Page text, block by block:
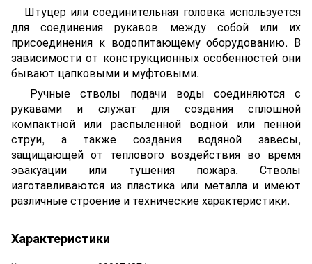
Штуцер или соединительная головка используется
для соединения рукавов между собой или их
присоединения к водопитающему оборудованию. В
зависимости от конструкционных особенностей они
бывают цапковыми и муфтовыми.
Ручные стволы подачи воды соединяются с
рукавами и служат для создания сплошной
компактной или распыленной водной или пенной
струи, а также создания водяной завесы,
защищающей от теплового воздействия во время
эвакуации или тушения пожара. Стволы
изготавливаются из пластика или металла и имеют
различные строение и технические характеристики.
Характеристики